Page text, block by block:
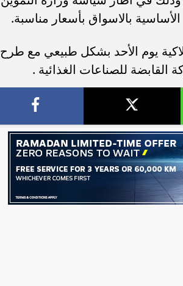
بالاسواق بأسعار مناسبة.
يوم الأحد بشكل طبيعي مع طرح